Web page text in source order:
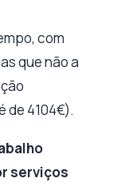
com
que não a
de 4104€).
serviços